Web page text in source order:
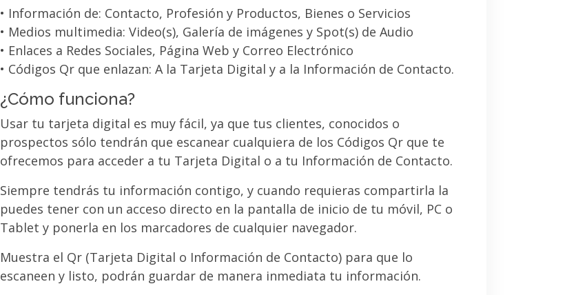
• Información de: Contacto, Profesión y Productos, Bienes o Servicios
• Medios multimedia: Video(s), Galería de imágenes y Spot(s) de Audio
• Enlaces a Redes Sociales, Página Web y Correo Electrónico
• Códigos Qr que enlazan: A la Tarjeta Digital y a la Información de Contacto.
¿Cómo funciona?
Usar tu tarjeta digital es muy fácil, ya que tus clientes, conocidos o
prospectos sólo tendrán que escanear cualquiera de los Códigos Qr que te
ofrecemos para acceder a tu Tarjeta Digital o a tu Información de Contacto.
Siempre tendrás tu información contigo, y cuando requieras compartirla la
puedes tener con un acceso directo en la pantalla de inicio de tu móvil, PC o
Tablet y ponerla en los marcadores de cualquier navegador.
Muestra el Qr (Tarjeta Digital o Información de Contacto) para que lo
escaneen y listo, podrán guardar de manera inmediata tu información.